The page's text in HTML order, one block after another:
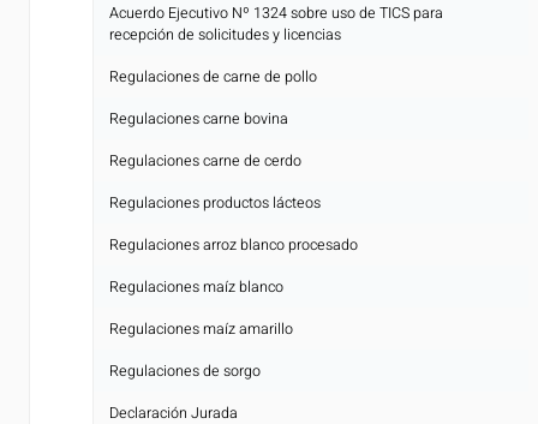
Acuerdo Ejecutivo Nº 1324 sobre uso de TICS para
recepción de solicitudes y licencias
Regulaciones de carne de pollo
Regulaciones carne bovina
Regulaciones carne de cerdo
Regulaciones productos lácteos
Regulaciones arroz blanco procesado
Regulaciones maíz blanco
Regulaciones maíz amarillo
Regulaciones de sorgo
Declaración Jurada